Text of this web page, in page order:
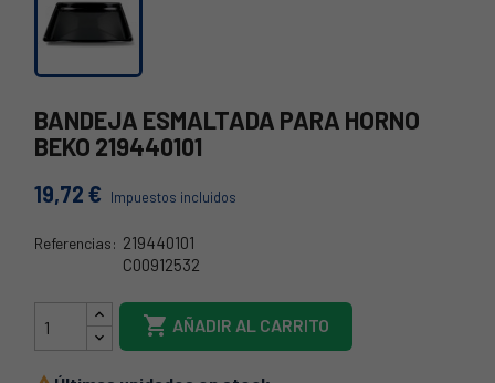
BANDEJA ESMALTADA PARA HORNO
BEKO 219440101
19,72 € Impuestos incluidos
Referencias: 219440101
C00912532
 AÑADIR AL CARRITO